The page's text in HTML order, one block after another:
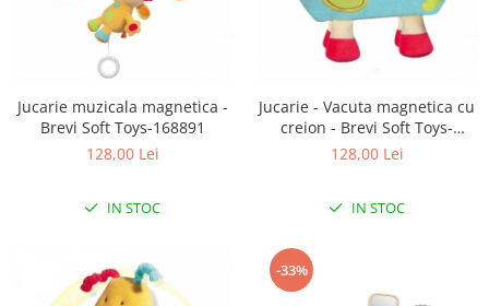
Jucarie muzicala magnetica -
Brevi Soft Toys-168891
128,00 Lei
IN STOC
Jucarie - Vacuta magnetica cu
creion - Brevi Soft Toys-
168907
128,00 Lei
IN STOC
-33%